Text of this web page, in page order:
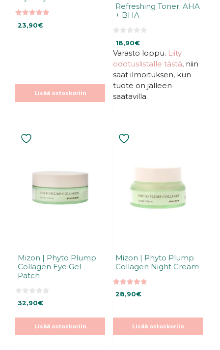
5:stä
23,90€
Lisää ostoskoriin
Refreshing Toner: AHA
+ BHA
:
s
t
18,90€
Varasto loppu. Liity
odotuslistalle tästä, niin
saat ilmoituksen, kun
tuote on jälleen
saatavilla.
Mizon | Phyto Plump
Collagen Eye Gel
Patch
0
5
s
32,90€
Lisää ostoskoriin
Mizon | Phyto Plump
Collagen Night Cream
5.00
5:stä
28,90€
Lisää ostoskoriin